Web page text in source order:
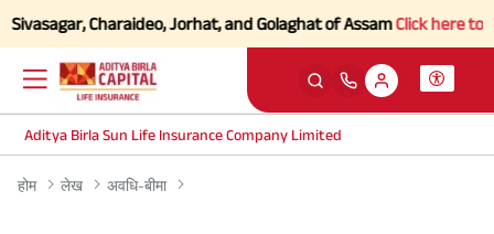
Charaideo, Jorhat, and Golaghat of AssamClick here to
Aditya Birla Sun Life Insurance Company Limited
होम लेख अवधि-बीमा